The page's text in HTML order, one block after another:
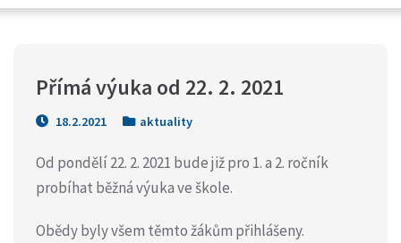
Přímá výuka od 22. 2. 2021
18.2.2021 aktuality
Od pondělí 22. 2. 2021 bude již pro 1. a 2. ročník
probíhat běžná výuka ve škole.
Obědy byly všem těmto žákům přihlášeny.